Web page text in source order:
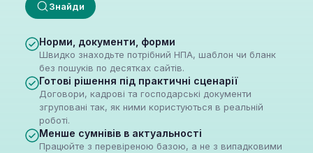
Знайди
Норми, документи, форми
Швидко знаходьте потрібний НПА, шаблон чи бланк
без пошуків по десятках сайтів.
Готові рішення під практичні сценарії
Договори, кадрові та господарські документи
згруповані так, як ними користуються в реальній
роботі.
Менше сумнівів в актуальності
Працюйте з перевіреною базою, а не з випадковими